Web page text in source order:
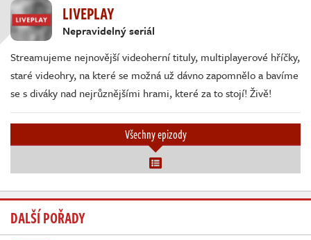
LIVEPLAY
Nepravidelný seriál
Streamujeme nejnovější videoherní tituly, multiplayerové hříčky,
staré videohry, na které se možná už dávno zapomnělo a bavíme
se s diváky nad nejrůznějšími hrami, které za to stojí! Živě!
Všechny epizody
DALŠÍ POŘADY